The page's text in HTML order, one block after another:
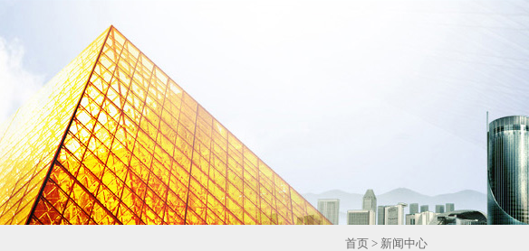
首页 > 新闻中心